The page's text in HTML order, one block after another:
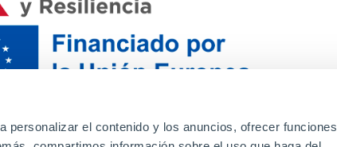
personalizar el contenido y los anuncios, ofrecer funciones